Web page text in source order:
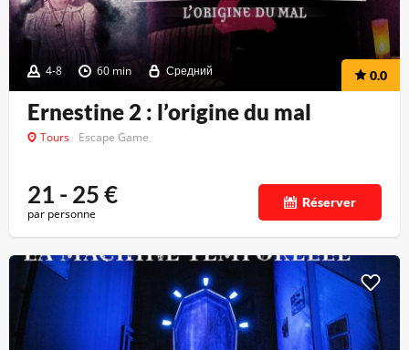
4-8 60 min Средний 0.0
Ernestine 2 : l’origine du mal
Tours Escape Game
21 - 25€
par personne
Réserver